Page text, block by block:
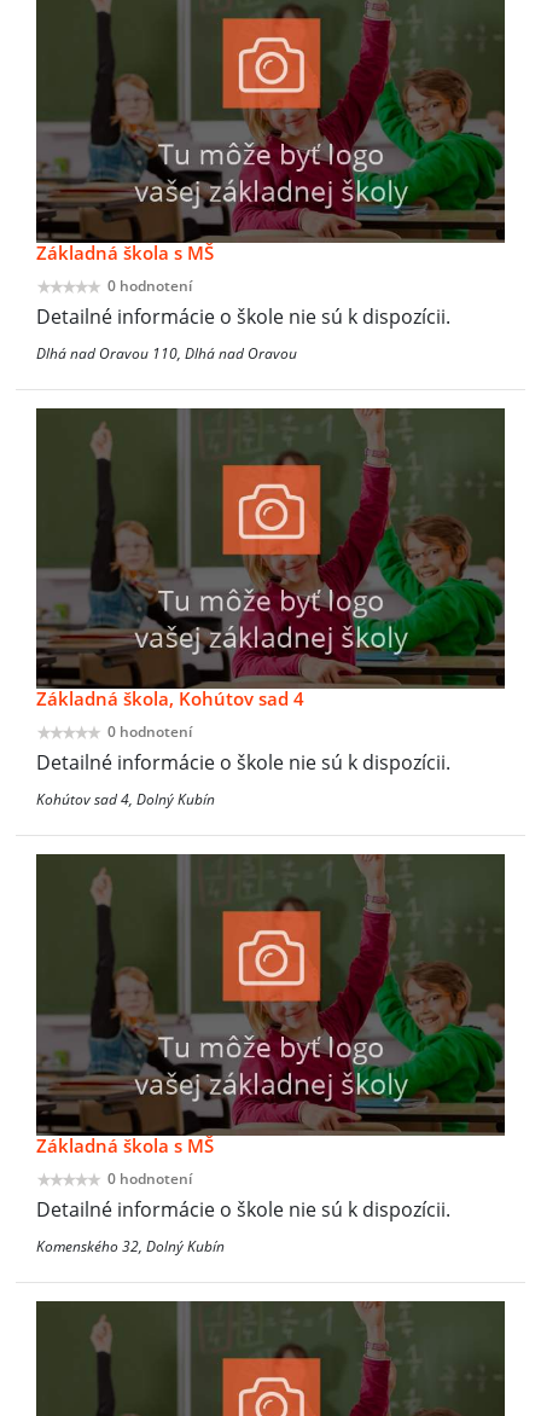
Základná škola s MŠ
0 hodnotení
Detailné informácie o škole nie sú k dispozícii.
Dlhá nad Oravou 110, Dlhá nad Oravou
Základná škola, Kohútov sad 4
0 hodnotení
Detailné informácie o škole nie sú k dispozícii.
Kohútov sad 4, Dolný Kubín
Základná škola s MŠ
0 hodnotení
Detailné informácie o škole nie sú k dispozícii.
Komenského 32, Dolný Kubín